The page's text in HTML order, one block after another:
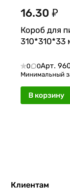
16.30 ₽
Короб для
310*310*33
0 0Арт.
Минимальный
В корзину
Клиентам